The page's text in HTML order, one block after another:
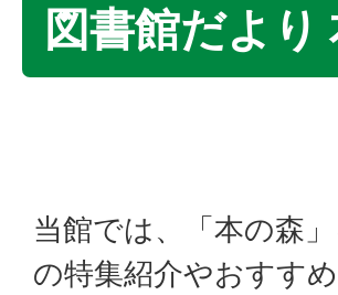
図書館だよ
当館では、「本の森
の特集紹介やおすす